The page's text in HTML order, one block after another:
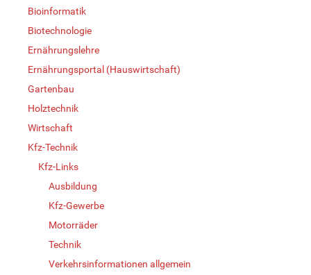
Bioinformatik
Biotechnologie
Ernährungslehre
Ernährungsportal (Hauswirtschaft)
Gartenbau
Holztechnik
Wirtschaft
Kfz-Technik
Kfz-Links
Ausbildung
Kfz-Gewerbe
Motorräder
Technik
Verkehrsinformationen allgemein